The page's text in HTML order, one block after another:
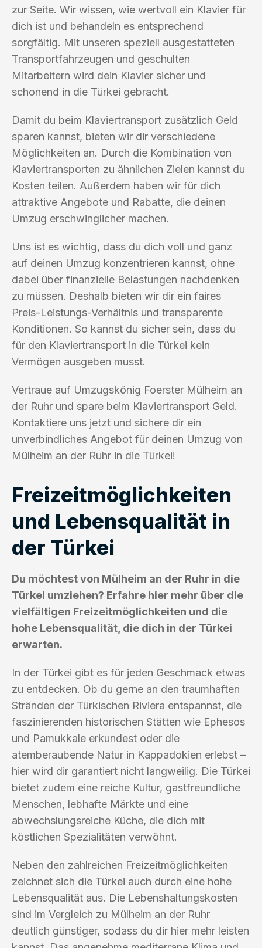
zur Seite. Wir wissen, wie wertvoll ein Klavier für
dich ist und behandeln es entsprechend
sorgfältig. Mit unseren speziell ausgestatteten
Transportfahrzeugen und geschulten
Mitarbeitern wird dein Klavier sicher und
schonend in die Türkei gebracht.
Damit du beim Klaviertransport zusätzlich Geld
sparen kannst, bieten wir dir verschiedene
Möglichkeiten an. Durch die Kombination von
Klaviertransporten zu ähnlichen Zielen kannst du
Kosten teilen. Außerdem haben wir für dich
attraktive Angebote und Rabatte, die deinen
Umzug erschwinglicher machen.
Uns ist es wichtig, dass du dich voll und ganz
auf deinen Umzug konzentrieren kannst, ohne
dabei über finanzielle Belastungen nachdenken
zu müssen. Deshalb bieten wir dir ein faires
Preis-Leistungs-Verhältnis und transparente
Konditionen. So kannst du sicher sein, dass du
für den Klaviertransport in die Türkei kein
Vermögen ausgeben musst.
Vertraue auf Umzugskönig Foerster Mülheim an
der Ruhr und spare beim Klaviertransport Geld.
Kontaktiere uns jetzt und sichere dir ein
unverbindliches Angebot für deinen Umzug von
Mülheim an der Ruhr in die Türkei!
Freizeitmöglichkeiten
und Lebensqualität in
der Türkei
Du möchtest von Mülheim an der Ruhr in die
Türkei umziehen? Erfahre hier mehr über die
vielfältigen Freizeitmöglichkeiten und die
hohe Lebensqualität, die dich in der Türkei
erwarten.
In der Türkei gibt es für jeden Geschmack etwas
zu entdecken. Ob du gerne an den traumhaften
Stränden der Türkischen Riviera entspannst, die
faszinierenden historischen Stätten wie Ephesos
und Pamukkale erkundest oder die
atemberaubende Natur in Kappadokien erlebst –
hier wird dir garantiert nicht langweilig. Die Türkei
bietet zudem eine reiche Kultur, gastfreundliche
Menschen, lebhafte Märkte und eine
abwechslungsreiche Küche, die dich mit
köstlichen Spezialitäten verwöhnt.
Neben den zahlreichen Freizeitmöglichkeiten
zeichnet sich die Türkei auch durch eine hohe
Lebensqualität aus. Die Lebenshaltungskosten
sind im Vergleich zu Mülheim an der Ruhr
deutlich günstiger, sodass du dir hier mehr leisten